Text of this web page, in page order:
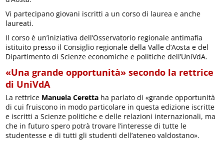
Vi partecipano giovani iscritti a un corso di laurea e anche
laureati.
Il corso è un’iniziativa dell’Osservatorio regionale antimafia
istituito presso il Consiglio regionale della Valle d’Aosta e del
Dipartimento di Scienze economiche e politiche dell’UniVdA.
«Una grande opportunità» secondo la rettrice
di UniVdA
La rettrice Manuela Ceretta ha parlato di «grande opportunità
di cui fruiscono in modo particolare in questa edizione iscritte
e iscritti a Scienze politiche e delle relazioni internazionali, ma
che in futuro spero potrà trovare l’interesse di tutte le
studentesse e di tutti gli studenti dell’ateneo valdostano».